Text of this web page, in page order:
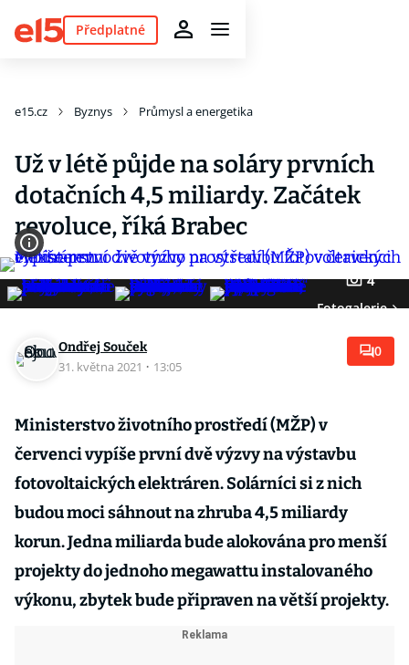
Předplatné
e15.cz Byznys Průmysl a energetika
Už v létě půjde na soláry prvních
dotačních 4,5 miliardy. Začátek
revoluce, říká Brabec
4
Fotogalerie
Ondřej Souček
31. května 2021 · 13:05
0
Ministerstvo životního prostředí (MŽP) v
červenci vypíše první dvě výzvy na výstavbu
fotovoltaických elektráren. Solárníci si z nich
budou moci sáhnout na zhruba 4,5 miliardy
korun. Jedna miliarda bude alokována pro menší
projekty do jednoho megawattu instalovaného
výkonu, zbytek bude připraven na větší projekty.